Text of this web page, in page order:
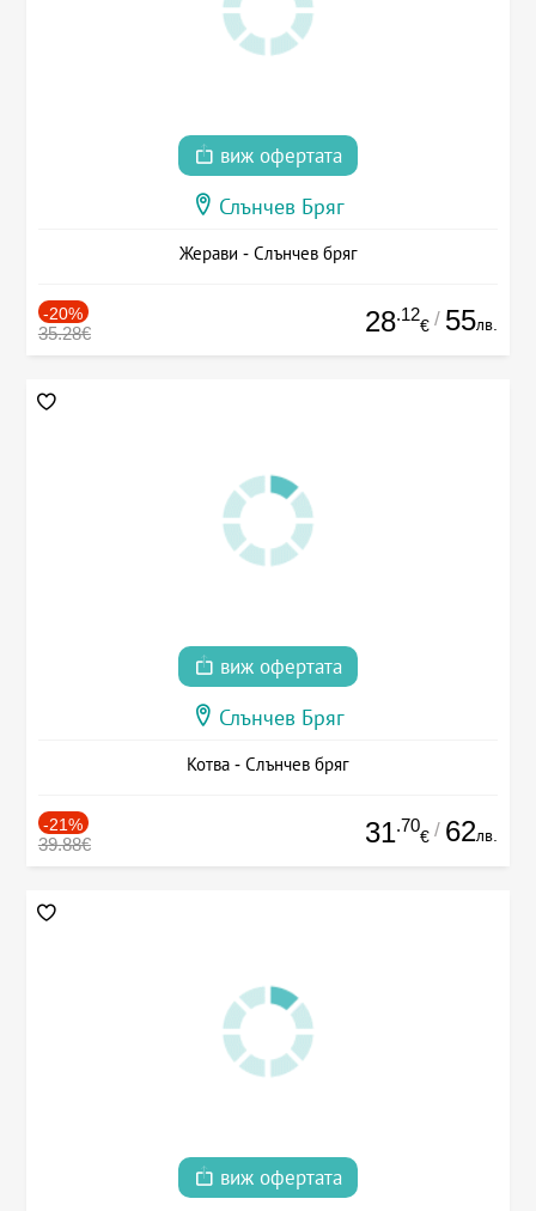
виж офертата
Слънчев Бряг
Жерави - Слънчев бряг
-20%
35.28€ 28.12
€ / 55лв.
виж офертата
Слънчев Бряг
Котва - Слънчев бряг
-21%
39.88€ 31.70
€ / 62лв.
виж офертата